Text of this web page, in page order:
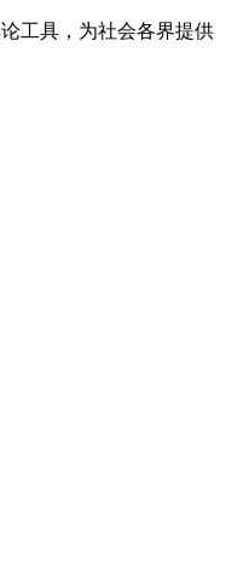
工具，为社会各界提供